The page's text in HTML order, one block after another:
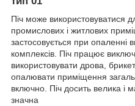
Піч може використовуватися
промислових і житлових
застосовується при опаленні
комплексів. Піч працює
використовувати дрова,
опалювати приміщення
включно. Піч досить велика і
значна